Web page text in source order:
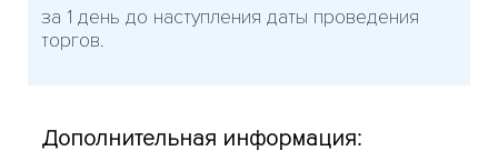
за 1 день до наступления даты проведения
торгов.
Дополнительная информация: